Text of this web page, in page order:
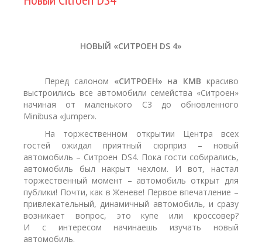
НОВЫЙ «СИТРОЕН DS 4»
Перед салоном «СИТРОЕН» на КМВкрасиво
выстроились все автомобили семейства «Ситроен»
начиная от маленького С3 до обновленного
Minibusа «Jumper».
На торжественном открытии Центра всех
гостей ожидал приятный сюрприз – новый
автомобиль – Ситроен DS4. Пока гости собирались,
автомобиль был накрыт чехлом. И вот, настал
торжественный момент – автомобиль открыт для
публики! Почти, как в Женеве! Первое впечатление –
привлекательный, динамичный автомобиль, и сразу
возникает вопрос, это купе или кроссовер?
И с интересом начинаешь изучать новый
автомобиль.